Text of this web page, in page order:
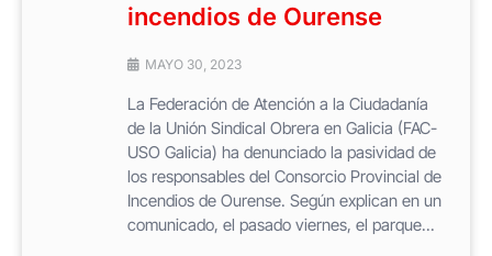
incendios de Ourense
MAYO 30, 2023
La Federación de Atención a la Ciudadanía
de la Unión Sindical Obrera en Galicia (FAC-
USO Galicia) ha denunciado la pasividad de
los responsables del Consorcio Provincial de
Incendios de Ourense. Según explican en un
comunicado, el pasado viernes, el parque...